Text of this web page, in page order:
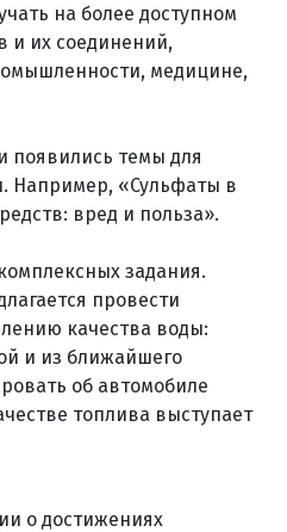
на более доступном
и их соединений,
медицине,
появились темы для
Наприме­р, «Сульфаты в
вред и польза».
задания.
провести
качества воды:
и из ближайшего
об автомобиле
топлива выступает
о достижени­ях